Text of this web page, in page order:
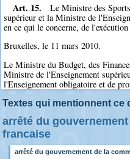
Art. 15.
Le Ministre des
supérieur et la Ministre de
en ce qui le concerne, de
Bruxelles, le 11 mars 2010.
Le Ministre du Budget, des
Ministre de l'Enseignement
l'Enseignement obligatoire et de
Textes qui mentionnent ce
arrêté du
francaise
arrêté du gouvernement de la